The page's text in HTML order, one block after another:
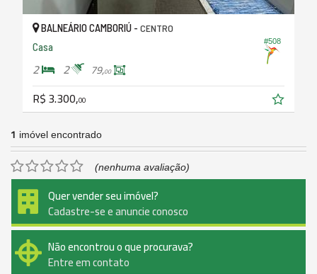
#508
BALNEÁRIO CAMBORIÚ - CENTRO
Casa
2 2 79,00
R$ 3.300,00
1 imóvel encontrado
(nenhuma avaliação)
Quer vender seu imóvel?
Cadastre-se e anuncie conosco
Não encontrou o que procurava?
Entre em contato